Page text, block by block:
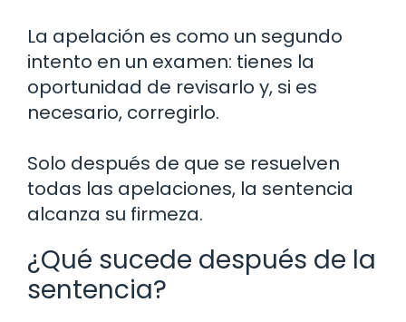
La apelación es como un segundo
intento en un examen: tienes la
oportunidad de revisarlo y, si es
necesario, corregirlo.
Solo después de que se resuelven
todas las apelaciones, la sentencia
alcanza su firmeza.
¿Qué sucede después de la
sentencia?